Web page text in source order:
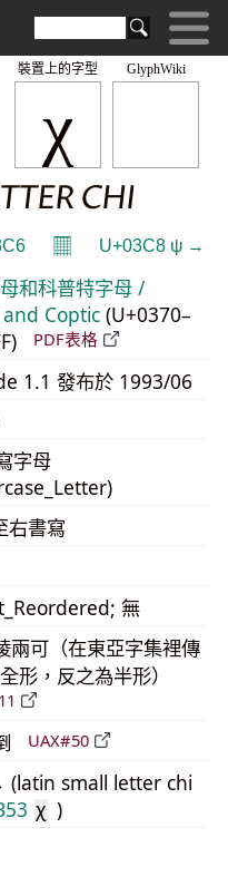
GlyphWiki
χ
裝置上的字型
CHI
𝄜 U+03C8 ψ →
和科普特字母 /
Coptic (U+0370–
PDF表格
1.1 發布於 1993/06
字母
右書寫
無
兩可（在東亞字集裡傳
形，反之為半形）
UAX#50
(latin small letter chi
ꭓ )